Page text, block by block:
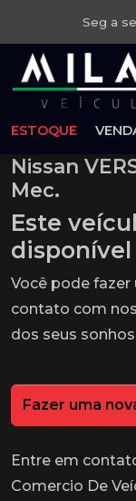
Seg a
ESTOQUE
Nissan
Mec.
Este
Você pode fazer
contato com
dos seus
Fazer uma
Entre em
Comercio De